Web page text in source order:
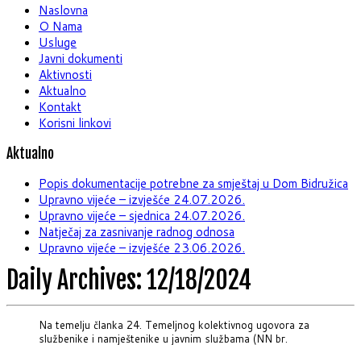
Naslovna
O Nama
Usluge
Javni dokumenti
Aktivnosti
Aktualno
Kontakt
Korisni linkovi
Aktualno
Popis dokumentacije potrebne za smještaj u Dom Bidružica
Upravno vijeće – izvješće 24.07.2026.
Upravno vijeće – sjednica 24.07.2026.
Natječaj za zasnivanje radnog odnosa
Upravno vijeće – izvješće 23.06.2026.
Daily Archives:12/18/2024
Na temelju članka 24. Temeljnog kolektivnog ugovora za
službenike i namještenike u javnim službama (NN br.